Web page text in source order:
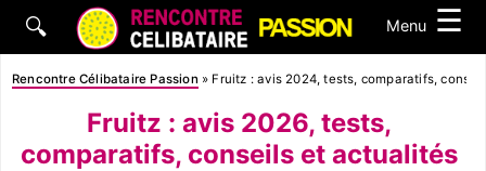
🔍 Menu ☰
Rencontre Célibataire Passion » Fruitz : avis 2024, tests, comparatifs,
Fruitz : avis 2026, tests,
comparatifs, conseils et actualités